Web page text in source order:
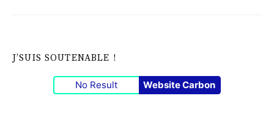
J’SUIS SOUTENABLE !
No Result Website Carbon